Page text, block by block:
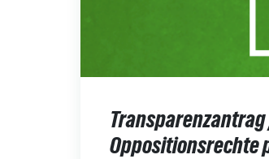
Oppositionsrechte